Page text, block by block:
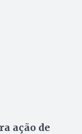
ação de